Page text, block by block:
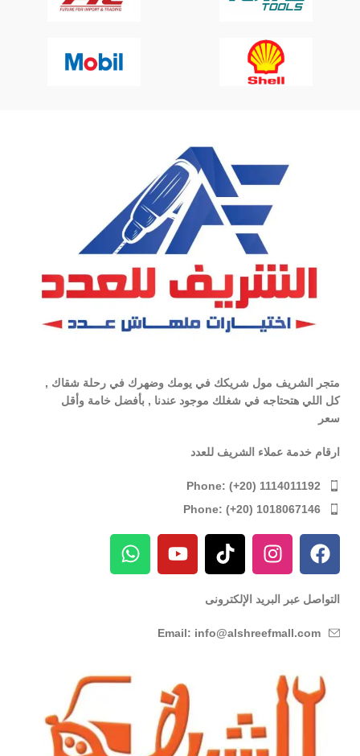
متجر الشريف مول شريكك في يومك وضهرك في رحلة شقاك ,
كل اللي هتحتاجه في شغلك موجود عندنا , بأفضل خامة وأقل
سعر
ارقام خدمة عملاء الشريف للعدد
Phone: (+20) 1114011192
Phone: (+20) 1018067146
التواصل عبر البريد الإلكترونى
Email: info@alshreefmall.com